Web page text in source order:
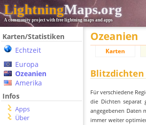
LightningMaps.org
A community project with free lightning maps and apps
Karten/Statistiken
Echtzeit
Europa
Ozeanien
Amerika
Infos
Apps
Über
Ozeanien
Karten
Blitzdichten
Für verschiedene
die Dichten separat
angegebenen Daten
immer weiter